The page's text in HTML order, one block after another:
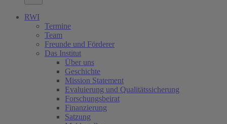
RWI
Termine
Team
Freunde und Förderer
Das Institut
Über uns
Geschichte
Mission Statement
Evaluierung und Qualitätssicherung
Forschungsbeirat
Finanzierung
Satzung